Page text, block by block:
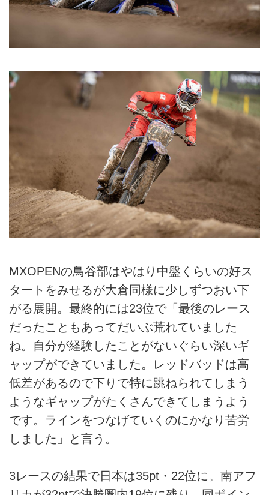
MXOPENの鳥谷部はやはり中盤くらいの好ス
タートをみせるが大倉同様に少しずつおい下
がる展開。最終的には23位で「最後のレース
だったこともあってだいぶ荒れていました
ね。自分が経験したことがないぐらい深いギ
ャップができていました。レッドバッドは高
低差があるので下りで特に跳ねられてしまう
ようなギャップがたくさんできてしまうよう
です。ラインをつなげていくのにかなり苦労
しました」と言う。
3レースの結果で日本は35pt・22位に。南アフ